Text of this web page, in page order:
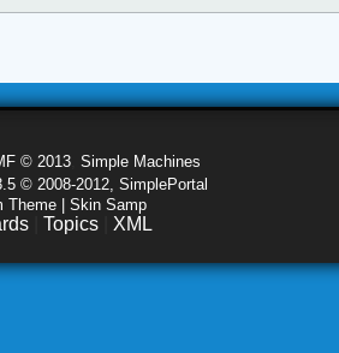
© 2013 Simple Machines
© 2008-2012, SimplePortal
Theme | Skin Samp
Topics XML